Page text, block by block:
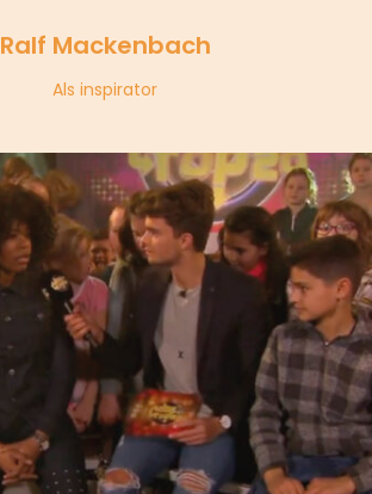
Ralf Mackenbach
Als inspirator